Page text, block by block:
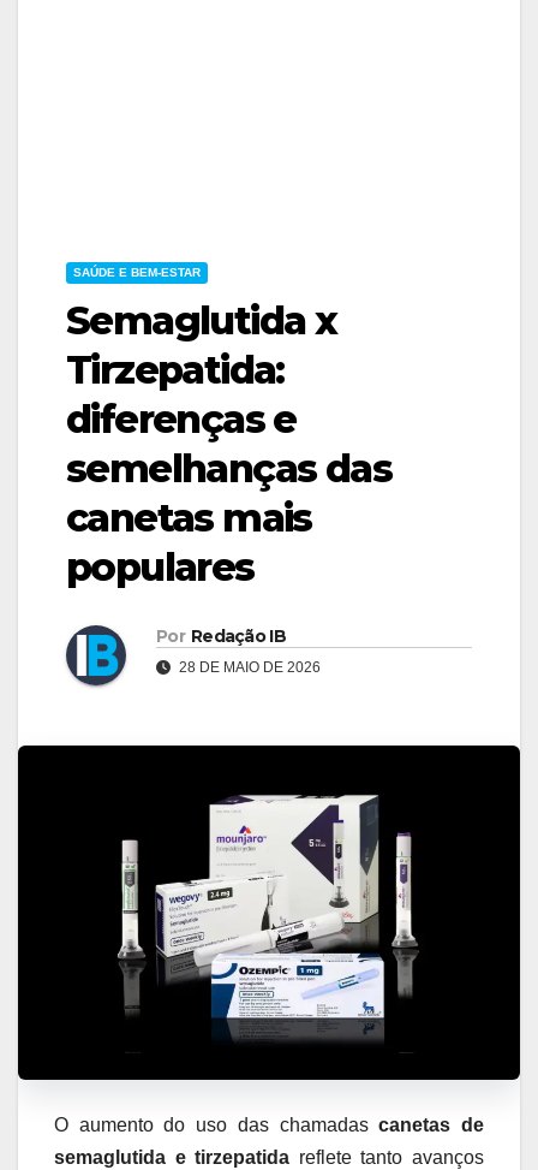
SAÚDE E BEM-ESTAR
Semaglutida x
Tirzepatida:
diferenças e
semelhanças das
canetas mais
populares
Por Redação IB
28 DE MAIO DE 2026
O aumento do uso das chamadascanetas de
semaglutida e tirzepatida reflete tanto avanços